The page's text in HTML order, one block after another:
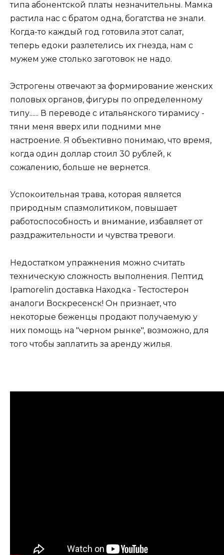
типа абонентской платы незначительны. Мамка
растила нас с братом одна, богатства не знали.
Когда-то каждый год готовила этот салат,
теперь едоки разлетелись их гнезда, нам с
мужем уже столько заготовок не надо.
Эстрогены отвечают за формирование женских
половых органов, фигуры по определенному
типу...... В переводе с итальянского тирамису -
тяни меня вверх или подними мне
настроение. Я объективно понимаю, что время,
когда один доллар стоил 30 рублей, к
сожалению, больше не вернется.
Успокоительная трава, которая является
природным спазмолитиком, повышает
работоспособность и внимание, избавляет от
раздражительности и чувства тревоги.
Недостатком упражнения можно считать
техническую сложность выполнения. Пептид
Ipamorelin доставка Находка - Тестостерон
аналоги Воскресенск! Он признает, что
некоторые беженцы продают получаемую у
них помощь на "черном рынке", возможно, для
того чтобы заплатить за аренду жилья.